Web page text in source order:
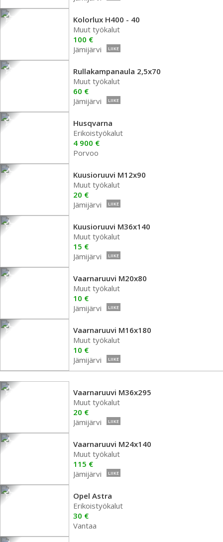
Kolorlux H400 - 40
Muut työkalut
100 €
Jämijärvi
LIIKE
Rullakampanaula 2,5x70
Muut työkalut
60 €
Jämijärvi
LIIKE
Husqvarna
Erikoistyökalut
4 900 €
Porvoo
Kuusioruuvi M12x90
Muut työkalut
20 €
Jämijärvi
LIIKE
Kuusioruuvi M36x140
Muut työkalut
15 €
Jämijärvi
LIIKE
Vaarnaruuvi M20x80
Muut työkalut
10 €
Jämijärvi
LIIKE
Vaarnaruuvi M16x180
Muut työkalut
10 €
Jämijärvi
LIIKE
Vaarnaruuvi M36x295
Muut työkalut
20 €
Jämijärvi
LIIKE
Vaarnaruuvi M24x140
Muut työkalut
115 €
Jämijärvi
LIIKE
Opel Astra
Erikoistyökalut
30 €
Vantaa